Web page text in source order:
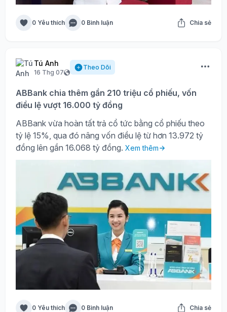
0 Yêu thích 0 Bình luận Chia sẻ
Tú Anh
16 Thg 07
Theo Dõi
ABBank chia thêm gần 210 triệu cổ phiếu, vốn
điều lệ vượt 16.000 tỷ đồng
ABBank vừa hoàn tất trả cổ tức bằng cổ phiếu theo
tỷ lệ 15%, qua đó nâng vốn điều lệ từ hơn 13.972 tỷ
đồng lên gần 16.068 tỷ đồng. Xem thêm
0 Yêu thích 0 Bình luận Chia sẻ